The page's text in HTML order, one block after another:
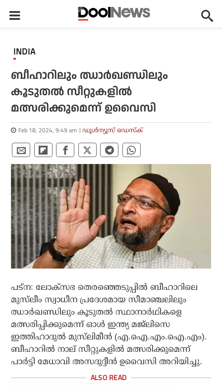
INDIA
ബീഹാറിലും ഝാർഖണ്ഡിലും
കൂടുതൽ സീറ്റുകളിൽ
മത്സരിക്കുമെന്ന് ഉവൈസി
Feb 18, 2024, 9:49 am ഡൂള്‍ന്യൂസ് ഡെസ്‌ക്
പട്‌ന: ലോക്‌സഭ തെരഞ്ഞെടുപ്പിൽ ബീഹാറിലെ
മുസ്‌ലീം സ്വാധീന പ്രദേശമായ സീമാഞ്ചലിലും
ഝാർഖണ്ഡിലും കൂടുതൽ സ്ഥാനാർഥികളെ
മത്സരിപ്പിക്കുമെന്ന് ഓൾ ഇന്ത്യ മജ്‌ലിസെ
ഇത്തിഹാദുൽ മുസ്‌ലിമീൻ (എ.ഐ.എം.ഐ.എം).
ബീഹാറിൽ നാല് സീറ്റുകളിൽ മത്സരിക്കുമെന്ന്
പാർട്ടി മേധാവി അസദുദ്ദീൻ ഉവൈസി അറിയിച്ചു.